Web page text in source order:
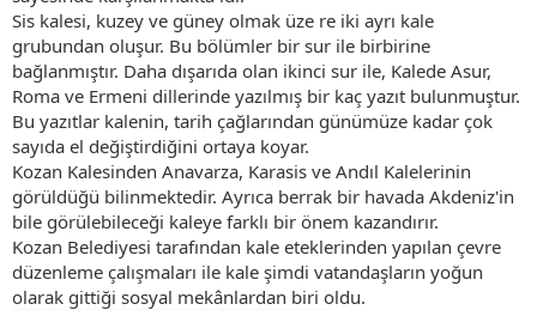
Sis kalesi, kuzey ve güney olmak üze re iki ayrı kale
grubundan oluşur. Bu bölümler bir sur ile birbirine
bağlanmıştır. Daha dışarıda olan ikinci sur ile, Kalede Asur,
Roma ve Ermeni dillerinde yazılmış bir kaç yazıt bulunmuştur.
Bu yazıtlar kalenin, tarih çağlarından günümüze kadar çok
sayıda el değiştirdiğini ortaya koyar.
Kozan Kalesinden Anavarza, Karasis ve Andıl Kalelerinin
görüldüğü bilinmektedir. Ayrıca berrak bir havada Akdeniz'in
bile görülebileceği kaleye farklı bir önem kazandırır.
Kozan Belediyesi tarafından kale eteklerinden yapılan çevre
düzenleme çalışmaları ile kale şimdi vatandaşların yoğun
olarak gittiği sosyal mekânlardan biri oldu.